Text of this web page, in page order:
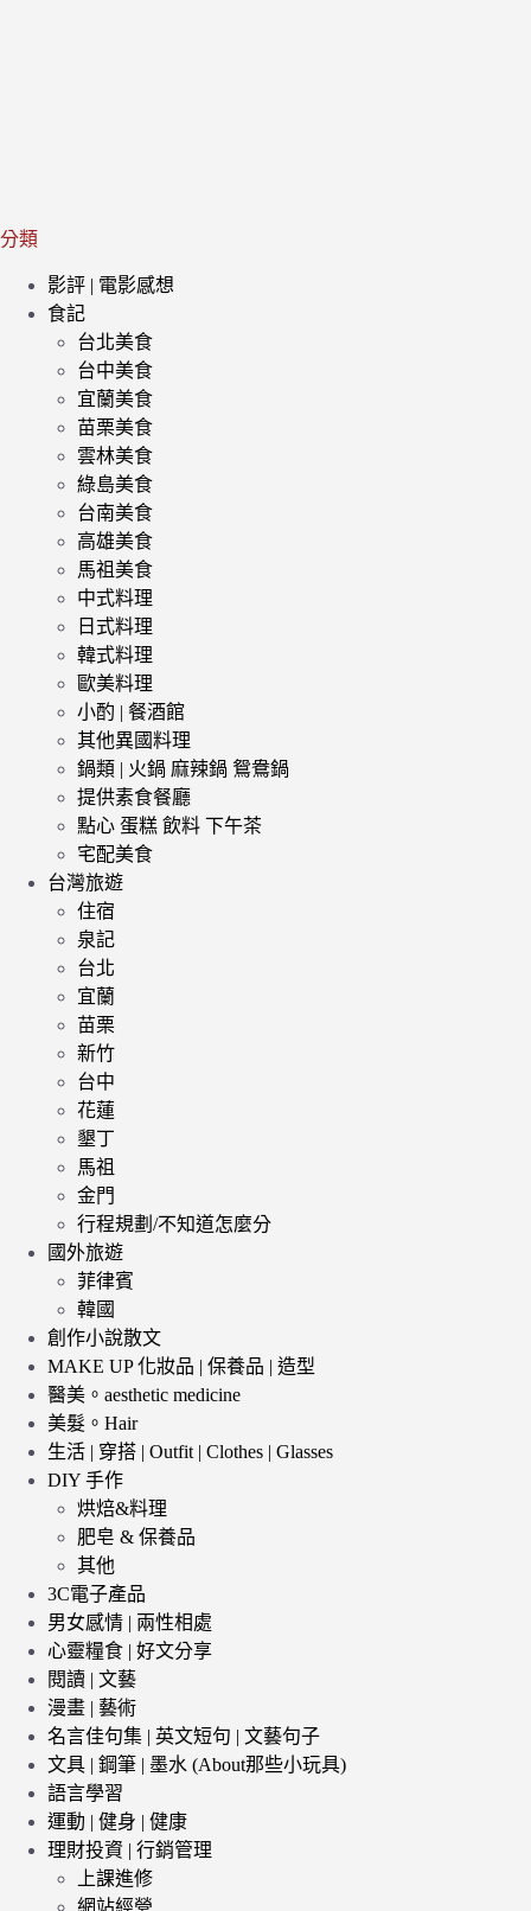
分類
影評 | 電影感想
食記
台北美食
台中美食
宜蘭美食
苗栗美食
雲林美食
綠島美食
台南美食
高雄美食
馬祖美食
中式料理
日式料理
韓式料理
歐美料理
小酌 | 餐酒館
其他異國料理
鍋類 | 火鍋 麻辣鍋 鴛鴦鍋
提供素食餐廳
點心 蛋糕 飲料 下午茶
宅配美食
台灣旅遊
住宿
泉記
台北
宜蘭
苗栗
新竹
台中
花蓮
墾丁
馬祖
金門
行程規劃/不知道怎麼分
國外旅遊
菲律賓
韓國
創作小說散文
MAKE UP 化妝品 | 保養品 | 造型
醫美。aesthetic medicine
美髮。Hair
生活 | 穿搭 | Outfit | Clothes | Glasses
DIY 手作
烘焙&料理
肥皂 & 保養品
其他
3C電子產品
男女感情 | 兩性相處
心靈糧食 | 好文分享
閱讀 | 文藝
漫畫 | 藝術
名言佳句集 | 英文短句 | 文藝句子
文具 | 鋼筆 | 墨水 (About那些小玩具)
語言學習
運動 | 健身 | 健康
理財投資 | 行銷管理
上課進修
網站經營